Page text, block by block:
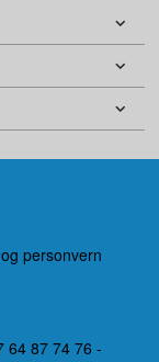
personvern
64 87 74 76 -